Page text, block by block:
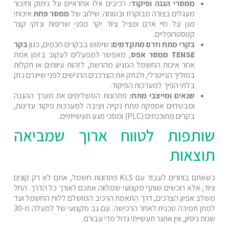
ממסרי הגנה ופיקוד: רכיבים אלו אחראיים על ניתוק וחיבור
מעגלים בצורה מבוקרת ובטוחה. שילוב של ממסר פחתאיכותי
מגן על חיי אדם ומציל ציוד יקר מפני שריפות ונזקי קצר
קטסטרופליים.
בקרי מתח וזרם מתקדמים: שימוש בבקרים חכמים, כגוןבקר
TENSE ממסר אפס
, מאפשר למפעלים לעקוב בזמן אמת
אחר איכות החשמל המגיע מהרשת, לזהות עיוותים או תקלות
במוליך הנייטרלי, ולנתק את הצרכנים הרגישים לפני שייגרם נזק
בלתי הפיך למערכות הפיקוד.
שנאים ומייצבי מתח: פתרונות המשלימים את מערך ההגנה
ומבטיחים אספקת מתח נקייה ויציבה למערכות פיקוד עדינות,
בקרים מתוכנתים (PLC) ומסכי מגע תעשייתיים.
שותפות לטווח ארוך שמביאה
תוצאות
כשאתם בוחרים לעבוד עם KLS פתרונות חשמל, אתם לא רק קונים
ציוד, אלא רוכשים שותף מקצועי שמלווה אתכם לאורך כל הדרך. החל
משלב אפיון הצרכים, דרך התאמת הרכיב המושלם ללוח החשמל ועד
למתן תמיכה טכנית לאחר הרכישה. עם גב מקצועי של למעלה מ-30
שנות ניסיון, אין אתגר תעשייתי גדול מדי עבורם.